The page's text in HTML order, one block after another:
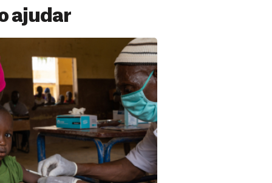
ajudar
constantes de pessoas como você
estar preparados para salvar